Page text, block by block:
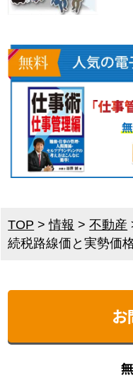
TOP >情報 >不動産
続税路線価と実勢価
お